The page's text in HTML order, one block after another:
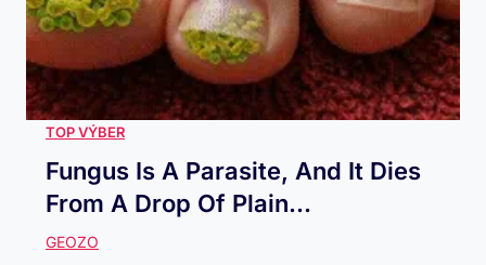
Fungus Is A Parasite, And It Dies
From A Drop Of Plain...